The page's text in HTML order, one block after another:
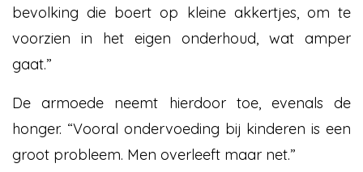
bevolking die boert op kleine akkertjes, om te
voorzien in het eigen onderhoud, wat amper
gaat.”
De armoede neemt hierdoor toe, evenals de
honger. “Vooral ondervoeding bij kinderen is een
groot probleem. Men overleeft maar net.”